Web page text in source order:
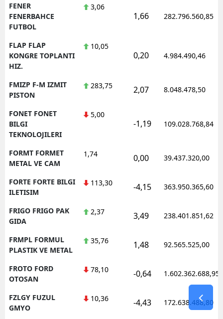
FENER
FENERBAHCE
FUTBOL
3,06
1,66 282.796.560,85
FLAP FLAP
KONGRE TOPLANTI
HIZ.
10,05
0,20 4.984.490,46
FMIZP F-M IZMIT
PISTON
283,75 2,07 8.048.478,50
FONET FONET
BILGI
TEKNOLOJILERI
5,00
-1,19 109.028.768,84
FORMT FORMET
METAL VE CAM
1,74 0,00 39.437.320,00
FORTE FORTE BILGI
ILETISIM
113,30 -4,15 363.950.365,60
FRIGO FRIGO PAK
GIDA
2,37 3,49 238.401.851,62
FRMPL FORMUL
PLASTIK VE METAL
35,76 1,48 92.565.525,00
FROTO FORD
OTOSAN
78,10 -0,64 1.602.362.688,95
FZLGY FUZUL
GMYO
10,36 -4,43 172.638.488,80